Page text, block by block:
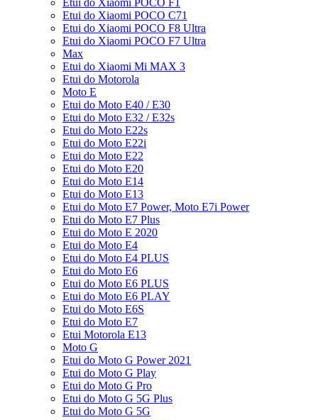
Etui do Xiaomi POCO F1
Etui do Xiaomi POCO C71
Etui do Xiaomi POCO F8 Ultra
Etui do Xiaomi POCO F7 Ultra
Max
Etui do Xiaomi Mi MAX 3
Etui do Motorola
Moto E
Etui do Moto E40 / E30
Etui do Moto E32 / E32s
Etui do Moto E22s
Etui do Moto E22i
Etui do Moto E22
Etui do Moto E20
Etui do Moto E14
Etui do Moto E13
Etui do Moto E7 Power, Moto E7i Power
Etui do Moto E7 Plus
Etui do Moto E 2020
Etui do Moto E4
Etui do Moto E4 PLUS
Etui do Moto E6
Etui do Moto E6 PLUS
Etui do Moto E6 PLAY
Etui do Moto E6S
Etui do Moto E7
Etui Motorola E13
Moto G
Etui do Moto G Power 2021
Etui do Moto G Play
Etui do Moto G Pro
Etui do Moto G 5G Plus
Etui do Moto G 5G